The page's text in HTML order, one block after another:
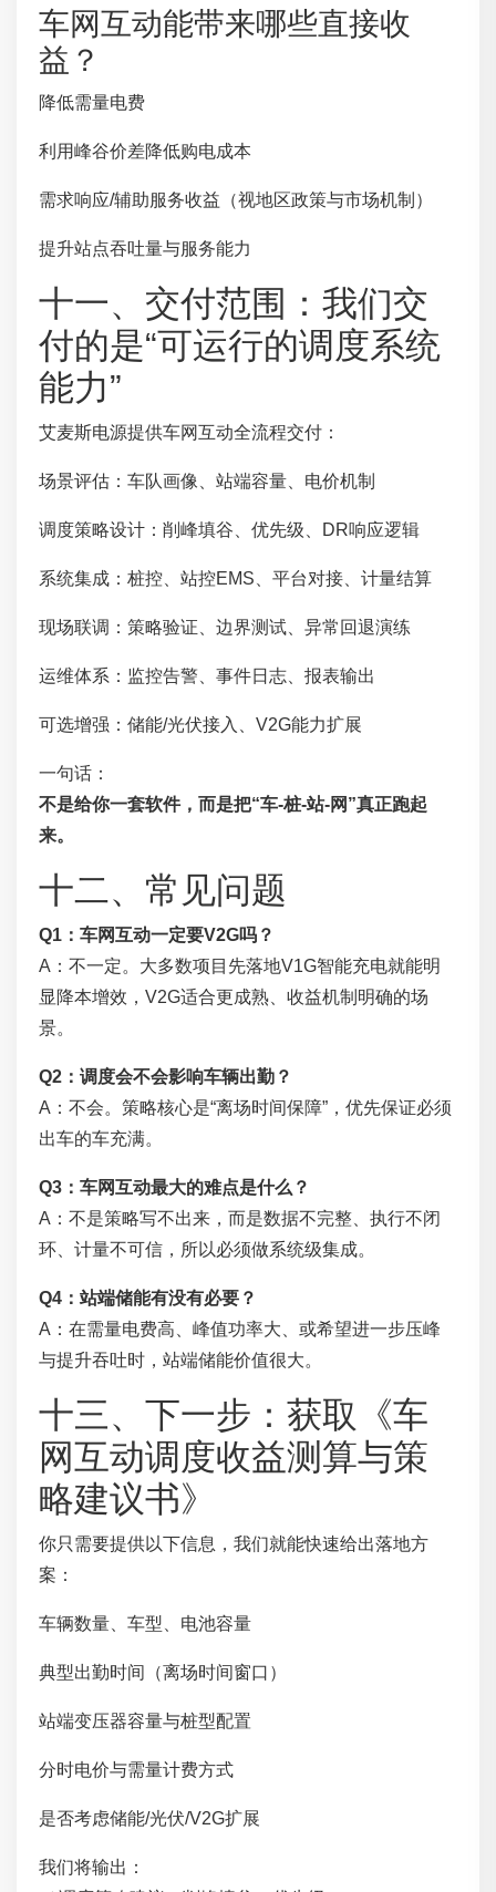
车网互动能带来哪些直接收
益？
降低需量电费
利用峰谷价差降低购电成本
需求响应/辅助服务收益（视地区政策与市场机制）
提升站点吞吐量与服务能力
十一、交付范围：我们交
付的是“可运行的调度系统
能力”
艾麦斯电源提供车网互动全流程交付：
场景评估：车队画像、站端容量、电价机制
调度策略设计：削峰填谷、优先级、DR响应逻辑
系统集成：桩控、站控EMS、平台对接、计量结算
现场联调：策略验证、边界测试、异常回退演练
运维体系：监控告警、事件日志、报表输出
可选增强：储能/光伏接入、V2G能力扩展
一句话：
不是给你一套软件，而是把“车-桩-站-网”真正跑起
来。
十二、常见问题
Q1：车网互动一定要V2G吗？
A：不一定。大多数项目先落地V1G智能充电就能明
显降本增效，V2G适合更成熟、收益机制明确的场
景。
Q2：调度会不会影响车辆出勤？
A：不会。策略核心是“离场时间保障”，优先保证必须
出车的车充满。
Q3：车网互动最大的难点是什么？
A：不是策略写不出来，而是数据不完整、执行不闭
环、计量不可信，所以必须做系统级集成。
Q4：站端储能有没有必要？
A：在需量电费高、峰值功率大、或希望进一步压峰
与提升吞吐时，站端储能价值很大。
十三、下一步：获取《车
网互动调度收益测算与策
略建议书》
你只需要提供以下信息，我们就能快速给出落地方
案：
车辆数量、车型、电池容量
典型出勤时间（离场时间窗口）
站端变压器容量与桩型配置
分时电价与需量计费方式
是否考虑储能/光伏/V2G扩展
我们将输出：